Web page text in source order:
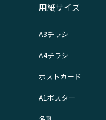
用紙サイズ
A3チラシ
A4チラシ
ポストカード
A1ポスター